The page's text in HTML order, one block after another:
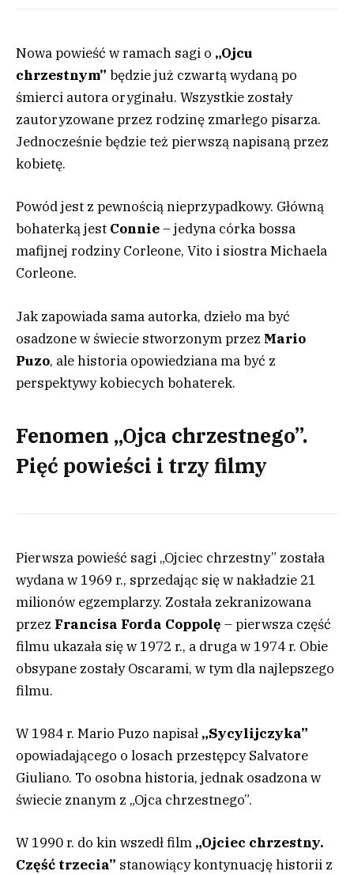
Nowa powieść w ramach sagi o „Ojcu
chrzestnym” będzie już czwartą wydaną po
śmierci autora oryginału. Wszystkie zostały
zautoryzowane przez rodzinę zmarłego pisarza.
Jednocześnie będzie też pierwszą napisaną przez
kobietę.
Powód jest z pewnością nieprzypadkowy. Główną
bohaterką jest Connie– jedyna córka bossa
mafijnej rodziny Corleone, Vito i siostra Michaela
Corleone.
Jak zapowiada sama autorka, dzieło ma być
osadzone w świecie stworzonym przez Mario
Puzo, ale historia opowiedziana ma być z
perspektywy kobiecych bohaterek.
Fenomen „Ojca chrzestnego”.
Pięć powieści i trzy filmy
Pierwsza powieść sagi „Ojciec chrzestny” została
wydana w 1969 r., sprzedając się w nakładzie 21
milionów egzemplarzy. Została zekranizowana
przez Francisa Forda Coppolę – pierwsza część
filmu ukazała się w 1972 r., a druga w 1974 r. Obie
obsypane zostały Oscarami, w tym dla najlepszego
filmu.
W 1984 r. Mario Puzo napisał „Sycylijczyka”
opowiadającego o losach przestępcy Salvatore
Giuliano. To osobna historia, jednak osadzona w
świecie znanym z „Ojca chrzestnego”.
W 1990 r. do kin wszedł film „Ojciec chrzestny.
Część trzecia” stanowiący kontynuację historii z